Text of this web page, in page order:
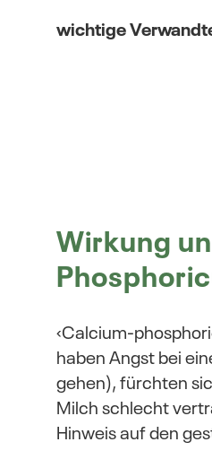
wichtige
Wirkung
‹Calcium-
haben Angst bei
gehen), fürchten
Milch schlecht
Hinweis auf den